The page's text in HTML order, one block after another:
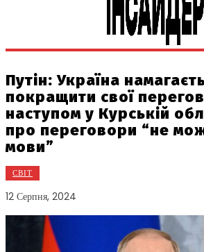
Путін: Україна
покращити свої
наступом у Курській
про переговори “не
мови”
СВІТ
12 Серпня, 2024